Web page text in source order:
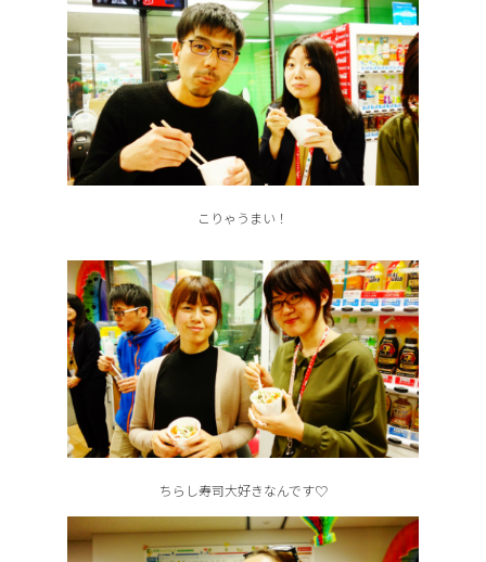
こりゃうまい！
ちらし寿司大好きなんです♡